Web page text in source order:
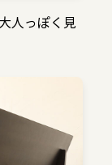
人っぽく見